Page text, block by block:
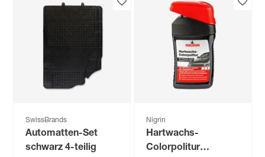
SwissBrands
Automatten-Set
schwarz 4-teilig
Nigrin
Hartwachs-
Colorpolitur